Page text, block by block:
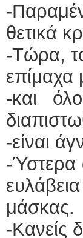
-
θετικά
-Τώρα,
επίμαχα
-και
-είναι
-Ύστερα
μάσκας.
-Κανείς